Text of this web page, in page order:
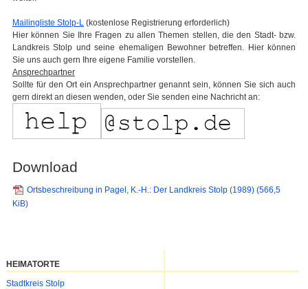
Mailingliste Stolp-L (kostenlose Registrierung erforderlich)
Hier können Sie Ihre Fragen zu allen Themen stellen, die den Stadt- bzw.
Landkreis Stolp und seine ehemaligen Bewohner betreffen. Hier können
Sie uns auch gern Ihre eigene Familie vorstellen.
Ansprechpartner
Sollte für den Ort ein Ansprechpartner genannt sein, können Sie sich auch
gern direkt an diesen wenden, oder Sie senden eine Nachricht an:
Download
Ortsbeschreibung in Pagel, K.-H.: Der Landkreis Stolp (1989) (566,5
KiB)
HEIMATORTE
Navigation
Stadtkreis Stolp